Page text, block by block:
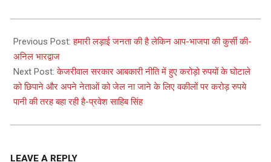
01-
09
Previous Post:हमारी लड़ाई जनता की है लेकिन आप-भाजपा की कुर्सी की-
अनिल भारद्वाज
Next Post:केजरीवाल सरकार आबकारी नीति में हुए करोड़ो रुपयों के घोटाले
को छिपाने और अपने नेताओं को जेल ना जाने के लिए वकीलों पर करोड़ रुपये
पानी की तरह बहा रही है-प्रवेश साहिब सिंह
LEAVE A REPLY